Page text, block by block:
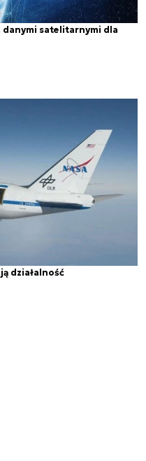
satelitarnymi dla
działalność